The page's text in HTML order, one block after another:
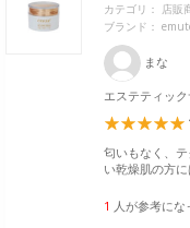
カテゴリ： 店販
ブランド：
まな
エステティッ
匂いもなく、
い乾燥肌の方
1 人が参考に